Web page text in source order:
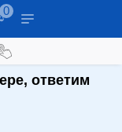
0
ответим